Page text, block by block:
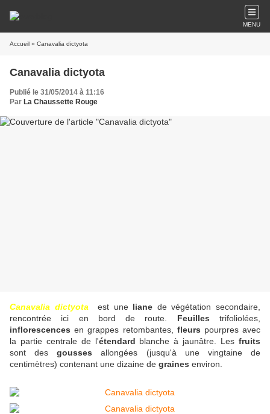
MENU
Accueil » Canavalia dictyota
Canavalia dictyota
Publié le 31/05/2014 à 11:16
Par La Chaussette Rouge
Canavalia dictyota est une liane de végétation secondaire,
rencontrée ici en bord de route. Feuillestrifoliolées,
inflorescencesen grappes retombantes, fleurs pourpres avec
la partie centrale de l'étendard blanche à jaunâtre. Lesfruits
sont desgoussesallongées (jusqu'à une vingtaine de
centimètres) contenant une dizaine de graines environ.